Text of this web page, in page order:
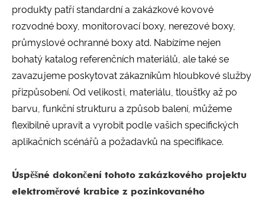
produkty patří standardní a zakázkové kovové
rozvodné boxy, monitorovací boxy, nerezové boxy,
průmyslové ochranné boxy atd. Nabízíme nejen
bohatý katalog referenčních materiálů, ale také se
zavazujeme poskytovat zákazníkům hloubkové služby
přizpůsobení. Od velikosti, materiálu, tloušťky až po
barvu, funkční strukturu a způsob balení, můžeme
flexibilně upravit a vyrobit podle vašich specifických
aplikačních scénářů a požadavků na specifikace.
Úspěšné dokončení tohoto zakázkového projektu
elektroměrové krabice z pozinkovaného